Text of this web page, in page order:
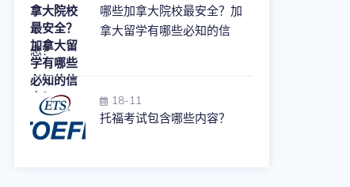
哪些加拿大院校最安全？加
拿大留学有哪些必知的信
息？
18-11
托福考试包含哪些内容？